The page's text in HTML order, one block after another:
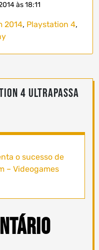
às 18:11
2014, Playstation 4,
4 ultrapassa
o sucesso de
– Videogames